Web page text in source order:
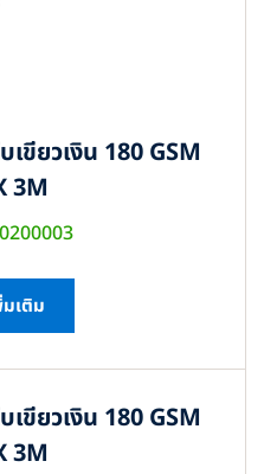
เขียวเงิน 180 GSM
3M
เติม
เขียวเงิน 180 GSM
3M